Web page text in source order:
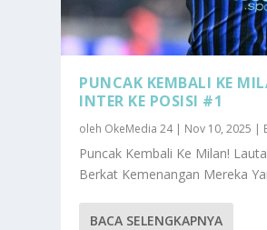
PUNCAK KEMBALI KE
INTER KE POSISI #1
oleh OkeMedia 24| Nov 10, 2025 |
Puncak Kembali Ke Milan!
Berkat Kemenangan Mereka
BACA SELENGKAPNYA